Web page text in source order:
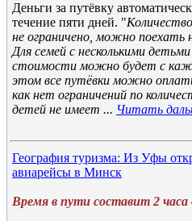
Деньги за путёвку
течение пяти дней. "
не ограничено, можно поехать
Для семей с несколькими
стоимости можно будет с
этом все путёвки можно
как нет ограничений по
детей не имеет ... Читать
География туризма: Из Уфы
авиарейсы в Минск
Время в пути составит 2